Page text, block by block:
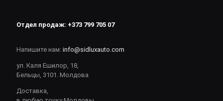
Отдел продаж: +373 799 705 07
Напишите нам: info@sidluxauto.com
ул. Каля Ешилор, 18,
Бельцы, 3101. Молдова
Доставка,